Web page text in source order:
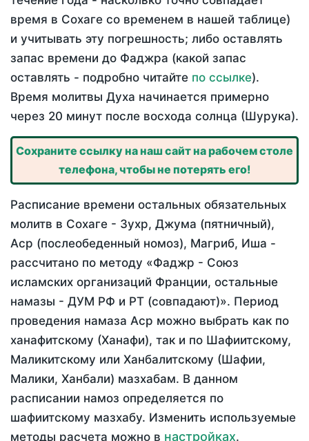
время в Сохаге со временем в нашей таблице)
и учитывать эту погрешность; либо оставлять
запас времени до Фаджра (какой запас
оставлять - подробно читайте по ссылке).
Время молитвы Духа начинается примерно
через 20 минут после восхода солнца (Шурука).
Сохраните ссылку на наш сайт на рабочем столе
телефона, чтобы не потерять его!
Расписание времени остальных обязательных
молитв в Сохаге - Зухр, Джума (пятничный),
Аср (послеобеденный номоз), Магриб, Иша -
рассчитано по методу «Фаджр - Союз
исламских организаций Франции, остальные
намазы - ДУМ РФ и РТ (совпадают)». Период
проведения намаза Аср можно выбрать как по
ханафитскому (Ханафи), так и по Шафиитскому,
Маликитскому или Ханбалитскому (Шафии,
Малики, Ханбали) мазхабам. В данном
расписании намоз определяется по
шафиитскому мазхабу. Изменить используемые
методы расчета можно в настройках.